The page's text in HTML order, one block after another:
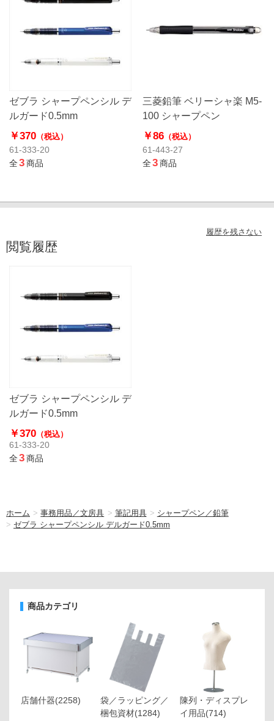
ゼブラ シャープペンシル デ
ルガード0.5mm
￥370 （税込）
61-333-20
全3商品
三菱鉛筆 ベリーシャ楽 M5-
100 シャープペン
￥86（税込）
61-443-27
全3商品
履歴を残さない
閲覧履歴
ゼブラ シャープペンシル デ
ルガード0.5mm
￥370 （税込）
61-333-20
全3商品
ホーム >事務用品／文房具 > 筆記用具 > シャープペン／鉛筆
> ゼブラ シャープペンシル デルガード0.5mm
商品カテゴリ
店舗什器(2258)
袋／ラッピング／
梱包資材(1284)
陳列・ディスプレ
イ用品(714)